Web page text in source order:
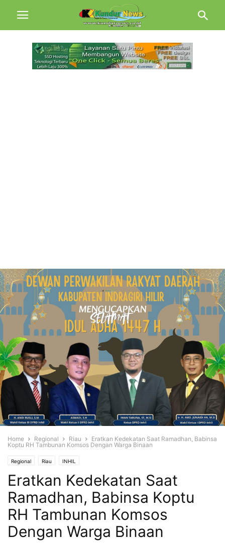
Home Regional Riau
Eratkan Kedekatan Saat Ramadhan, Babinsa
Koptu RH Tambunan Komsos Dengan Warga Binaan
Regional Riau INHIL
Eratkan Kedekatan Saat
Ramadhan, Babinsa Koptu
RH Tambunan Komsos
Dengan Warga Binaan